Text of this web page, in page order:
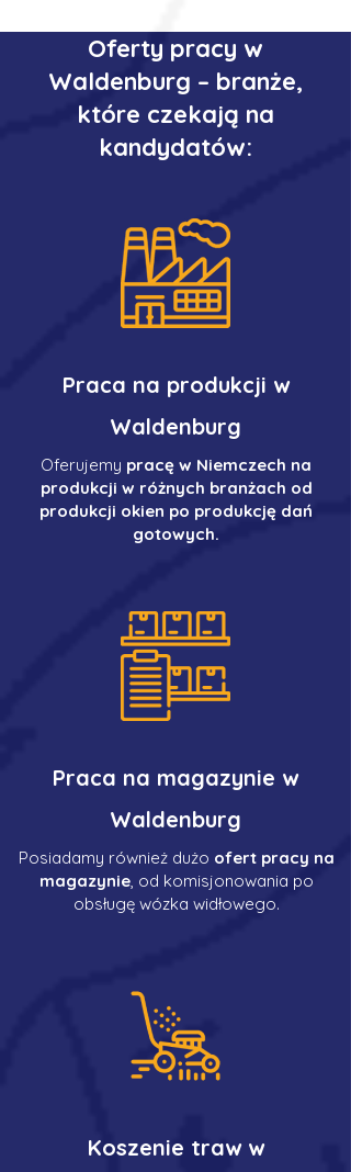
Oferty pracy w
Waldenburg – branże,
które czekają na
kandydatów:
Praca na produkcji w
Waldenburg
Oferujemy pracę w Niemczech na
produkcji w różnych branżach od
produkcji okien po produkcję dań
gotowych.
Praca na magazynie w
Waldenburg
Posiadamy również dużo ofert pracy na
magazynie, od komisjonowania po
obsługę wózka widłowego.
Koszenie traw w